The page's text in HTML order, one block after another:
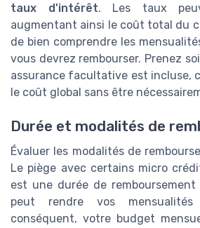
taux d'intérêt. Les taux
augmentant ainsi le coût total du
de bien comprendre les
vous devrez rembourser. Prenez
assurance facultative est incluse,
le coût global sans être
Durée et modalités de
Évaluer les modalités de
Le piège avec certains micro
est une durée de
peut rendre vos
conséquent, votre budget